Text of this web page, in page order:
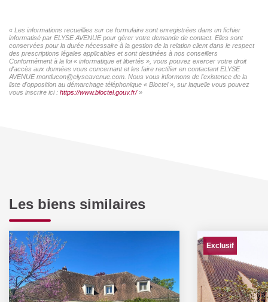
« Les informations recueillies sur ce formulaire sont enregistrées dans un fichier
informatisé par ELYSE AVENUE pour gérer votre demande de contact. Elles sont
conservées pour la durée nécessaire à la gestion de la relation client dans le respect
des prescriptions légales applicables et sont destinées à nos conseillers
Conformément à la loi « informatique et libertés », vous pouvez exercer votre droit
d'accès aux données vous concernant et les faire rectifier en contactant ELYSE
AVENUE montlucon@elyseavenue.com. Nous vous informons de l'existence de la
liste d'opposition au démarchage téléphonique « Bloctel », sur laquelle vous pouvez
vous inscrire ici : https://www.bloctel.gouv.fr/»
Les biens similaires
Exclusif